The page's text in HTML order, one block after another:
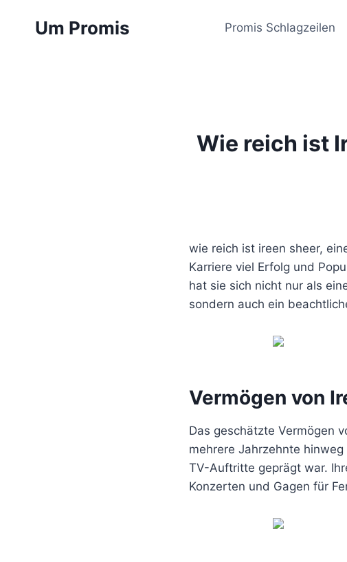
Um Promis Promis Schlagzeilen
Wie reich ist
wie reich ist ireen sheer,
Karriere viel Erfolg und
hat sie sich nicht nur als
sondern auch ein
Vermögen von
Das geschätzte Vermögen
mehrere Jahrzehnte
TV-Auftritte geprägt war.
Konzerten und Gagen für